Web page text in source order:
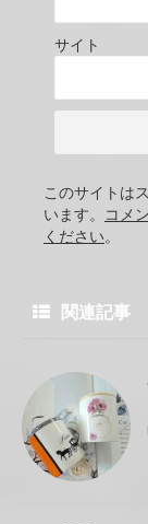
サイト
このサイトは
います。
コメ
ください。
関連記事